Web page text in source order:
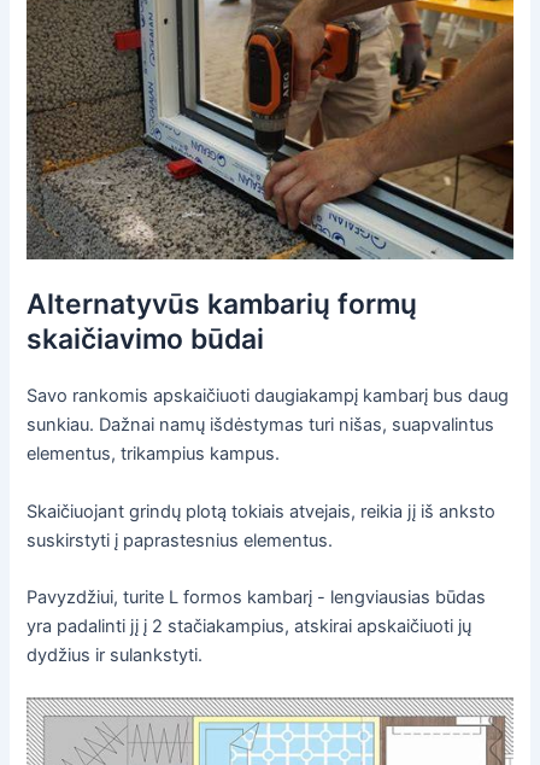
Alternatyvūs kambarių formų
skaičiavimo būdai
Savo rankomis apskaičiuoti daugiakampį kambarį bus daug
sunkiau. Dažnai namų išdėstymas turi nišas, suapvalintus
elementus, trikampius kampus.
Skaičiuojant grindų plotą tokiais atvejais, reikia jį iš anksto
suskirstyti į paprastesnius elementus.
Pavyzdžiui, turite L formos kambarį - lengviausias būdas
yra padalinti jį į 2 stačiakampius, atskirai apskaičiuoti jų
dydžius ir sulankstyti.